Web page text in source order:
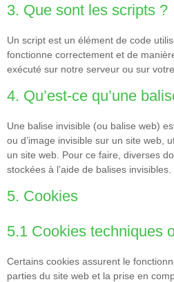
3. Que sont les scripts ?
Un script est un élément de code
fonctionne correctement et de
exécuté sur notre serveur ou sur
4. Qu’est-ce qu’une
Une balise invisible (ou balise web)
ou d’image invisible sur un site web,
un site web. Pour ce faire, diverses
stockées à l’aide de balises invisibles.
5. Cookies
5.1 Cookies techniques
Certains cookies assurent le
parties du site web et la prise en